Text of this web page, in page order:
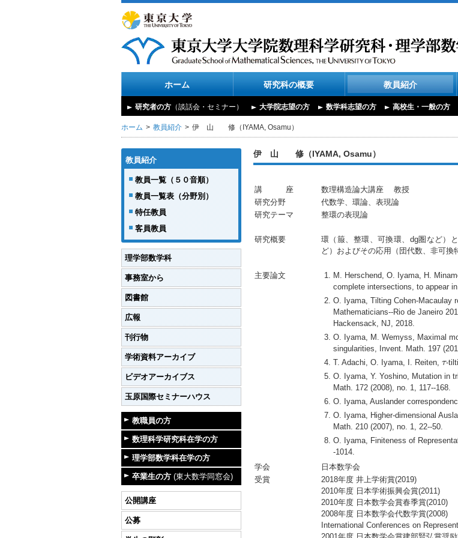
ホーム 研究科の概要 教員紹介
研究者の方 （談話会・セミナー） 大学院志望の方 数学科志望の方 高校生・一般の方
ホーム 教員紹介 伊 山 修（IYAMA, Osamu）
教員紹介
教員一覧（５０音順）
教員一覧表（分野別）
特任教員
客員教員
理学部数学科
事務室から
図書館
広報
刊行物
学術資料アーカイブ
ビデオアーカイブス
玉原国際セミナーハウス
教職員の方
数理科学研究科在学の方
理学部数学科在学の方
卒業生の方 (東大数学同窓会)
公開講座
公募
伊 山 修（IYAMA, Osamu）
講 座
数理構造論大講座 教授
研究分野
代数学、環論、表現論
研究テーマ
整環の表現論
研究概要
環（箙、整環、可換環、dg圏など）
ど）およびその応用（団代数、非可
主要論文
M. Herschend, O. Iyama, H.
complete intersections, to appear
O. Iyama, Tilting Cohen-Macaulay
Mathematicians--Rio de Janeiro
Hackensack, NJ, 2018.
O. Iyama, M. Wemyss, Maximal
singularities, Invent. Math. 197
T. Adachi, O. Iyama, I. Reiten, τ
τ-
O. Iyama, Y. Yoshino, Mutation in
Math. 172 (2008), no. 1, 117--168.
O. Iyama, Auslander
O. Iyama, Higher-dimensional
Math. 210 (2007), no. 1, 22--50.
O. Iyama, Finiteness of
-1014.
学会
日本数学会
受賞
2018年度 井上学術賞(2019)
2010年度 日本学術振興会賞(2011)
2010年度 日本数学会賞春季賞(2010)
2008年度 日本数学会代数学賞(2008)
International Conferences on